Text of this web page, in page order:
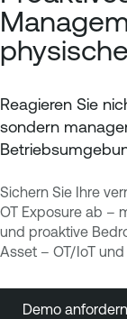
Reagieren Sie
sondern
Sichern Sie Ihre
OT Exposure ab –
und proaktive
Asset – OT/IoT
Demo anfordern